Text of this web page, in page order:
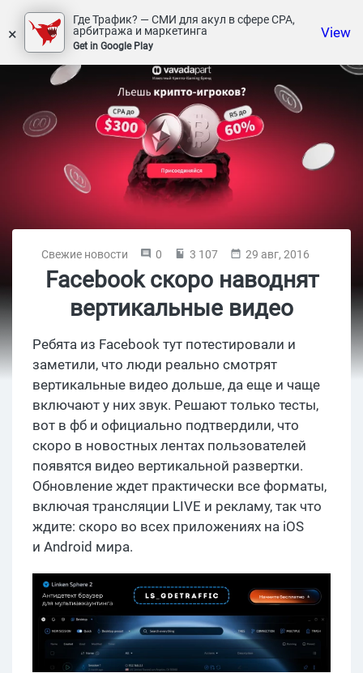
×
Где Трафик? — СМИ для акул в сфере СРА,
арбитража и маркетинга
Get in Google Play
View
Свежие новости 0 3 107 29 авг, 2016
Facebook скоро наводнят
вертикальные видео
Ребята из Facebook тут потестировали и
заметили, что люди реально смотрят
вертикальные видео дольше, да еще и чаще
включают у них звук. Решают только тесты,
вот в фб и официально подтвердили, что
скоро в новостных лентах пользователей
появятся видео вертикальной развертки.
Обновление ждет практически все форматы,
включая трансляции LIVE и рекламу, так что
ждите: скоро во всех приложениях на iOS
и Android мира.